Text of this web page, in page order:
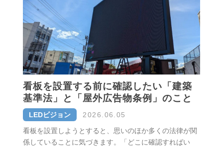
看板を設置する前に確認したい「建築
基準法」と「屋外広告物条例」のこと
LEDビジョン
2026.06.05
看板を設置しようとすると、思いのほか多くの法律が関
係していることに気づきます。「どこに確認すればい